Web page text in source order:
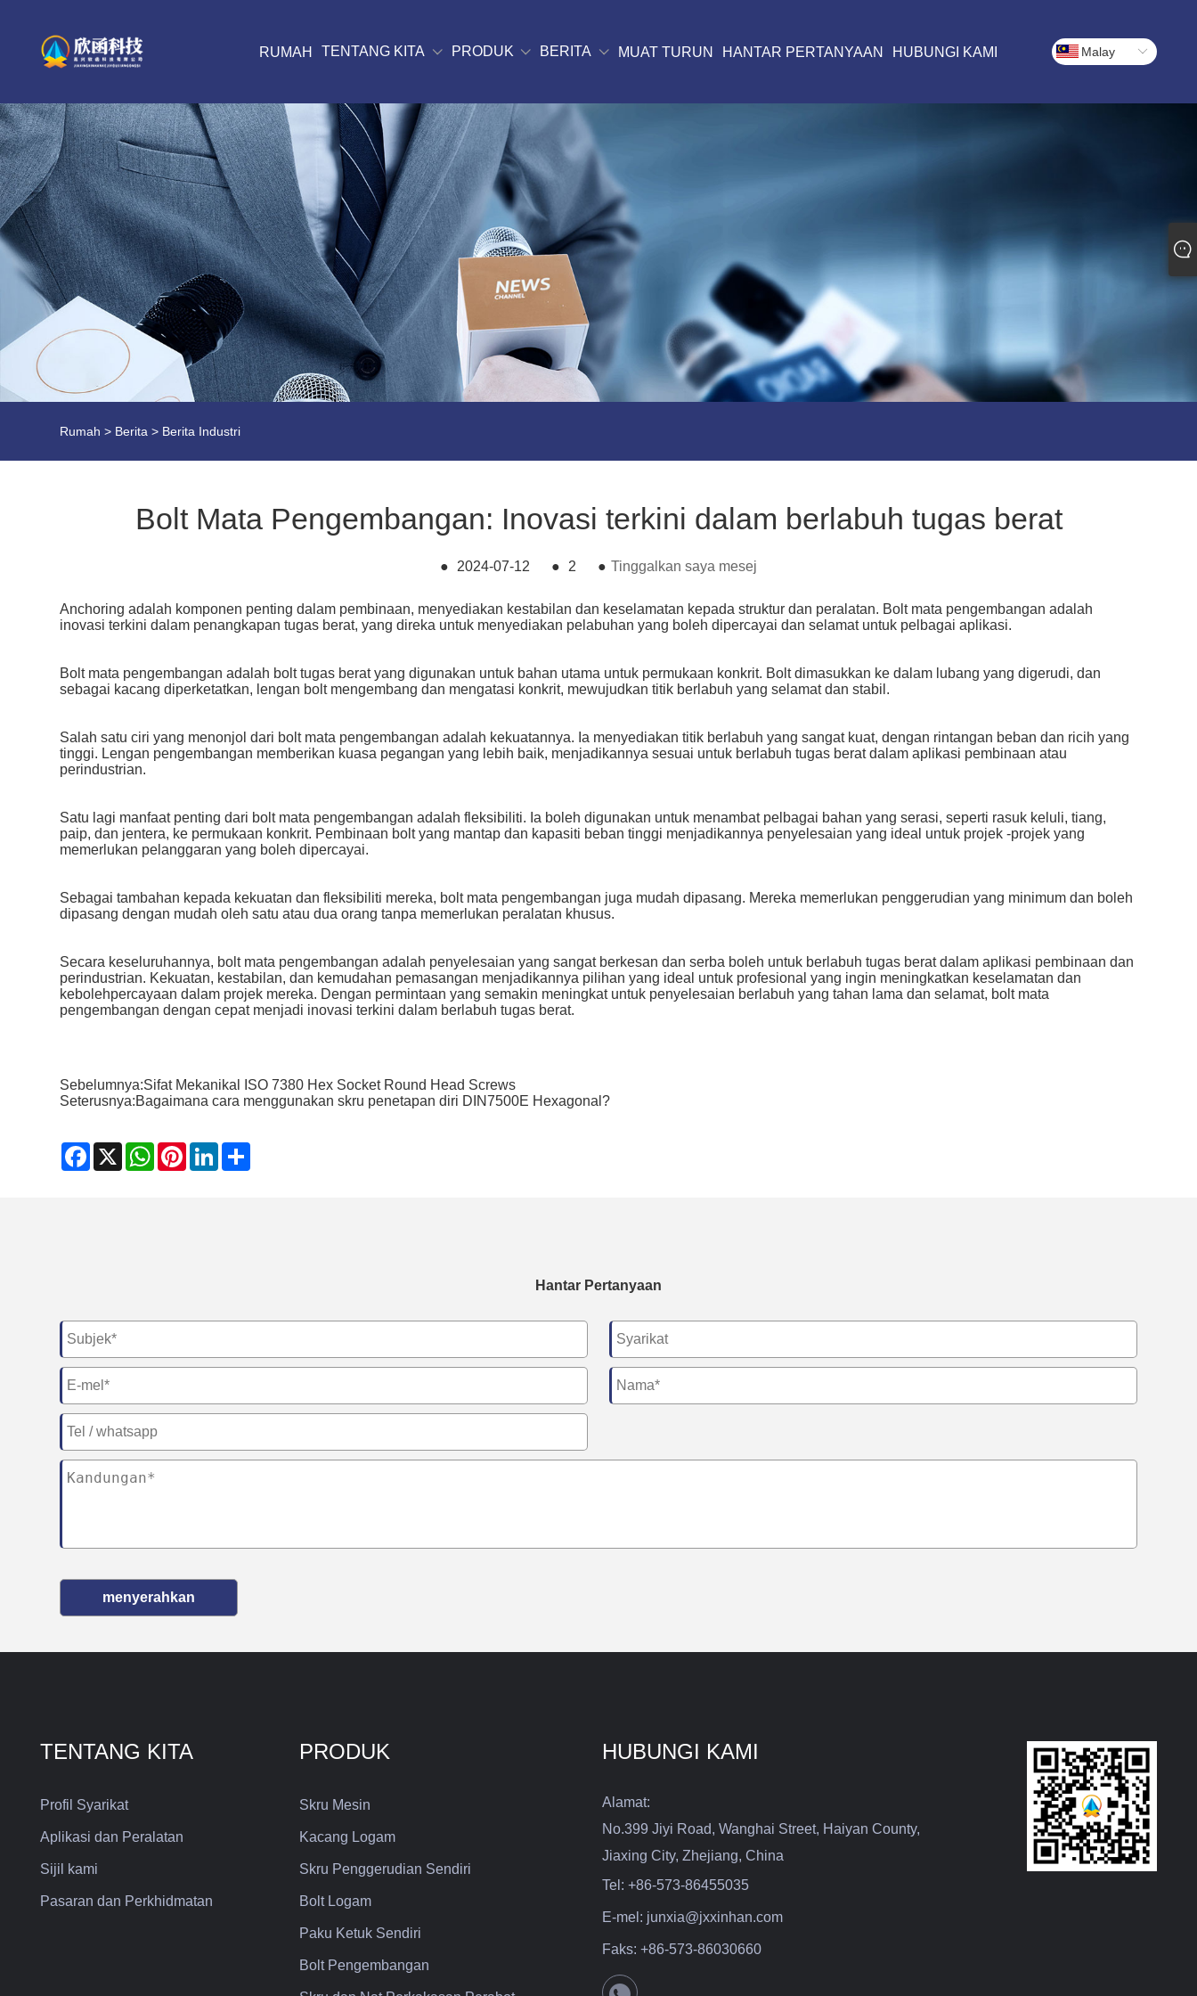
RUMAH TENTANG KITA PRODUK BERITA MUAT TURUN HANTAR PERTANYAAN HUBUNGI KAMI Malay
Rumah > Berita > Berita Industri
Bolt Mata Pengembangan: Inovasi terkini dalam berlabuh tugas berat
● 2024-07-12 ● 2 ● Tinggalkan saya mesej
Anchoring adalah komponen penting dalam pembinaan, menyediakan kestabilan dan keselamatan kepada struktur dan peralatan. Bolt mata pengembangan adalah
inovasi terkini dalam penangkapan tugas berat, yang direka untuk menyediakan pelabuhan yang boleh dipercayai dan selamat untuk pelbagai aplikasi.
Bolt mata pengembangan adalah bolt tugas berat yang digunakan untuk bahan utama untuk permukaan konkrit. Bolt dimasukkan ke dalam lubang yang digerudi, dan
sebagai kacang diperketatkan, lengan bolt mengembang dan mengatasi konkrit, mewujudkan titik berlabuh yang selamat dan stabil.
Salah satu ciri yang menonjol dari bolt mata pengembangan adalah kekuatannya. Ia menyediakan titik berlabuh yang sangat kuat, dengan rintangan beban dan ricih yang
tinggi. Lengan pengembangan memberikan kuasa pegangan yang lebih baik, menjadikannya sesuai untuk berlabuh tugas berat dalam aplikasi pembinaan atau
perindustrian.
Satu lagi manfaat penting dari bolt mata pengembangan adalah fleksibiliti. Ia boleh digunakan untuk menambat pelbagai bahan yang serasi, seperti rasuk keluli, tiang,
paip, dan jentera, ke permukaan konkrit. Pembinaan bolt yang mantap dan kapasiti beban tinggi menjadikannya penyelesaian yang ideal untuk projek -projek yang
memerlukan pelanggaran yang boleh dipercayai.
Sebagai tambahan kepada kekuatan dan fleksibiliti mereka, bolt mata pengembangan juga mudah dipasang. Mereka memerlukan penggerudian yang minimum dan boleh
dipasang dengan mudah oleh satu atau dua orang tanpa memerlukan peralatan khusus.
Secara keseluruhannya, bolt mata pengembangan adalah penyelesaian yang sangat berkesan dan serba boleh untuk berlabuh tugas berat dalam aplikasi pembinaan dan
perindustrian. Kekuatan, kestabilan, dan kemudahan pemasangan menjadikannya pilihan yang ideal untuk profesional yang ingin meningkatkan keselamatan dan
kebolehpercayaan dalam projek mereka. Dengan permintaan yang semakin meningkat untuk penyelesaian berlabuh yang tahan lama dan selamat, bolt mata
pengembangan dengan cepat menjadi inovasi terkini dalam berlabuh tugas berat.
Sebelumnya:Sifat Mekanikal ISO 7380 Hex Socket Round Head Screws
Seterusnya:Bagaimana cara menggunakan skru penetapan diri DIN7500E Hexagonal?
Facebook
X WhatsApp
PinterestLinkedIn
Hantar Pertanyaan
menyerahkan
TENTANG KITA
Profil Syarikat
Aplikasi dan Peralatan
Sijil kami
Pasaran dan Perkhidmatan
PRODUK
Skru Mesin
Kacang Logam
Skru Penggerudian Sendiri
Bolt Logam
Paku Ketuk Sendiri
Bolt Pengembangan
HUBUNGI KAMI
Alamat:
No.399 Jiyi Road, Wanghai Street, Haiyan County,
Jiaxing City, Zhejiang, China
Tel: +86-573-86455035
E-mel: junxia@jxxinhan.com
Faks: +86-573-86030660